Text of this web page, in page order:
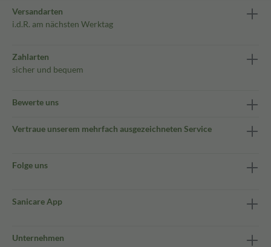
Versandarten
i.d.R. am nächsten Werktag
Zahlarten
sicher und bequem
Bewerte uns
Vertraue unserem mehrfach ausgezeichneten Service
Folge uns
Sanicare App
Unternehmen